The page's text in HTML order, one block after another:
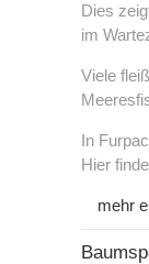
Jobs
Dies
im
Viele
In
Hier
mehr